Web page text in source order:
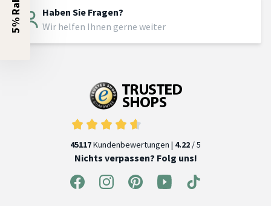
Haben Sie Fragen?
Wir helfen Ihnen gerne weiter
45117Kundenbewertungen | 4.22 / 5
Nichts verpassen? Folg uns!